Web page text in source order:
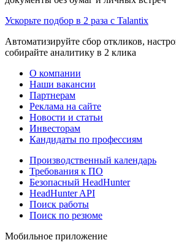
Ускорьте подбор в 2 раза с Talantix
Автоматизируйте сбор откликов,
собирайте аналитику в 2 клика
О компании
Наши вакансии
Партнерам
Реклама на сайте
Новости и статьи
Инвесторам
Кандидаты по профессиям
Производственный календарь
Требования к ПО
Безопасный HeadHunter
HeadHunter API
Поиск работы
Поиск по резюме
Мобильное приложение